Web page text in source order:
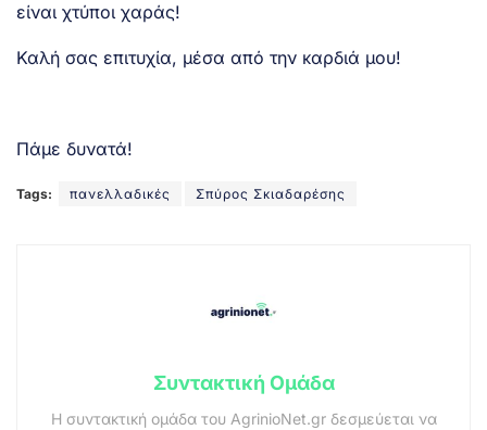
είναι χτύποι χαράς!
Καλή σας επιτυχία, μέσα από την καρδιά μου!
Πάμε δυνατά!
Tags: πανελλαδικές Σπύρος Σκιαδαρέσης
Συντακτική Ομάδα
Η συντακτική ομάδα του AgrinioNet.gr δεσμεύεται να